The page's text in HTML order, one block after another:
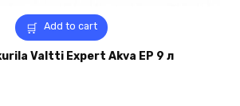
Add to cart
Valtti Expert Akva EP 9 л